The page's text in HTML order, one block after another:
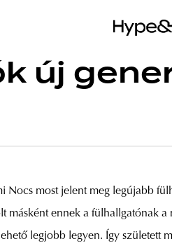
új
most jelent meg legújabb
másként ennek a fülhallgatónak
legjobb legyen. Így